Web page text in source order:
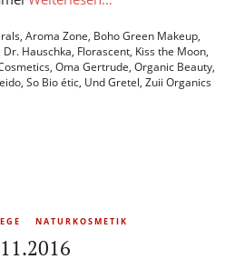
, Aroma Zone, Boho Green Makeup,
Dr. Hauschka, Florascent, Kiss the Moon,
, Oma Gertrude, Organic Beauty,
, So Bio étic, Und Gretel, Zuii Organics
NATURKOSMETIK